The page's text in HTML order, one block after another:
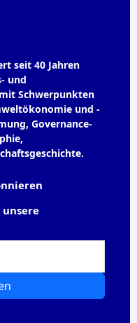
seit 40 Jahren
und
Schwerpunkten
und -
Governance-